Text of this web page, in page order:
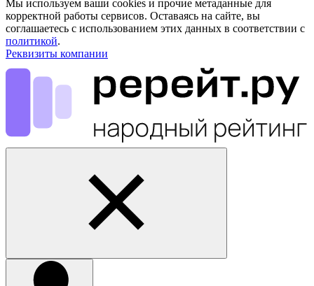
Мы используем ваши cookies и прочие метаданные для
корректной работы сервисов. Оставаясь на сайте, вы
соглашаетесь с использованием этих данных в соответствии с
политикой.
Реквизиты компании